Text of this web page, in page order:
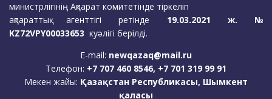
министрлігінің Ақпарат комитетінде тіркеліп
ақпараттық агенттігі ретінде 19.03.2021 ж. №
KZ72VPY00033653 куәлігі берілді.
E-mail: newqazaq@mail.ru
Телефон: +7 707 460 8546, +7 701 319 99 91
Мекен жайы: Қазақстан Республикасы, Шымкент
қаласы